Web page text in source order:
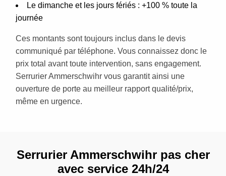
Le dimanche et les jours fériés : +100 % toute la
journée
Ces montants sont toujours inclus dans le devis
communiqué par téléphone. Vous connaissez donc le
prix total avant toute intervention, sans engagement.
Serrurier Ammerschwihr vous garantit ainsi une
ouverture de porte au meilleur rapport qualité/prix,
même en urgence.
Serrurier Ammerschwihr pas cher
avec service 24h/24